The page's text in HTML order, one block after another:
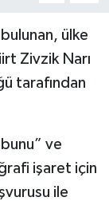
ülke
Zivzik Narı
tarafından
ve
işaret için
ile